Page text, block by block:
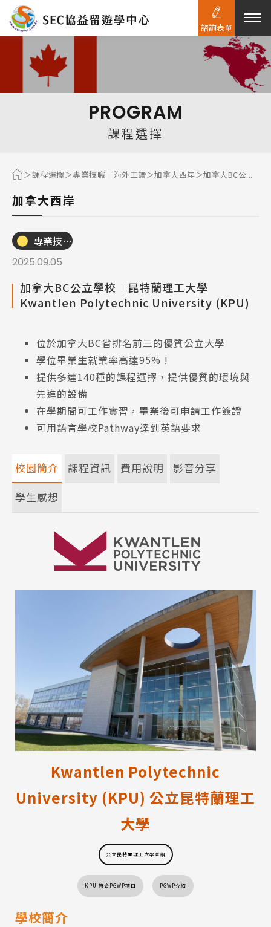
熱門搜尋：
PROGRAM
課程選擇
課程選擇 專業技職｜海外工讀 加拿大西岸 加拿大BC公...
加拿大西岸
專業技職｜海外工讀
2025.09.05
加拿大BC公立學校｜昆特蘭理工大學
Kwantlen Polytechnic University (KPU)
位於加拿大BC省排名前三的優質公立大學
學位畢業生就業率高達95% !
提供多達140種的課程選擇，提供優質的環境與
先進的設備
在學期間可工作實習，畢業後可申請工作簽證
可用語言學校Pathway達到英語要求
校園簡介
Kwantlen Polytechnic
University (KPU) 公立昆特蘭理工
大學
公立昆特蘭理工大學官網
KPU 符合PGWP項目 PGWP介紹
學校簡介
課程資訊 費用說明
影音分享
學生感想
諮詢表單